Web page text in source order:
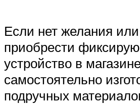
Если нет желания
приобрести
устройство в
самостоятельно
подручных